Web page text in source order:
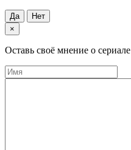
Да
Нет
×
Оставь своё мнение о cериале